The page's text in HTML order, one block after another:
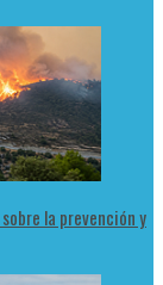
la prevención y